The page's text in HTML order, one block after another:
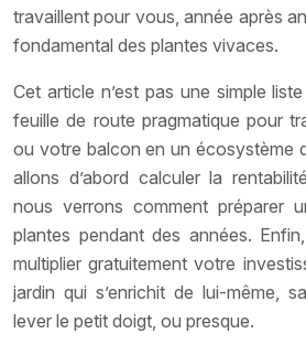
travaillent pour vous, année après
fondamental des plantes vivaces.
Cet article n’est pas une simple
feuille de route pragmatique pour
ou votre balcon en un écosystème
allons d’abord calculer la
nous verrons comment préparer
plantes pendant des années.
multiplier gratuitement votre
jardin qui s’enrichit de lui-même,
lever le petit doigt, ou presque.